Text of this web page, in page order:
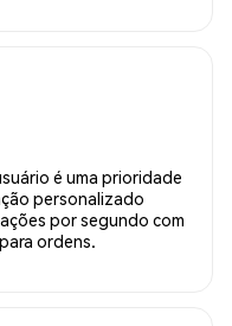
é uma prioridade
personalizado
por segundo com
ordens.